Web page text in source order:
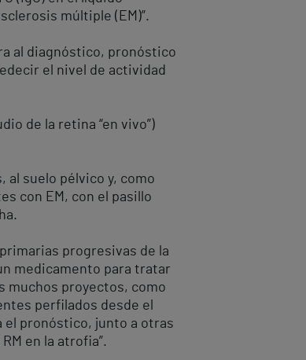
múltiple (EM)”.
al diagnóstico, pronóstico
el nivel de actividad
de la retina “en vivo”)
al suelo pélvico y, como
con EM, con el pasillo
progresivas de la
medicamento para tratar
muchos proyectos, como
perfilados desde el
el pronóstico, junto a otras
en la atrofia”.